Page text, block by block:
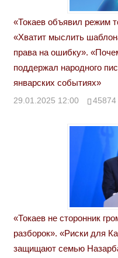
«Токаев объявил режим
«Хватит мыслить
права на ошибку».
поддержал народного
январских событиях»
29.01.2025 12:00 45874
«Токаев не сторонник
разборок». «Риски для
защищают семью